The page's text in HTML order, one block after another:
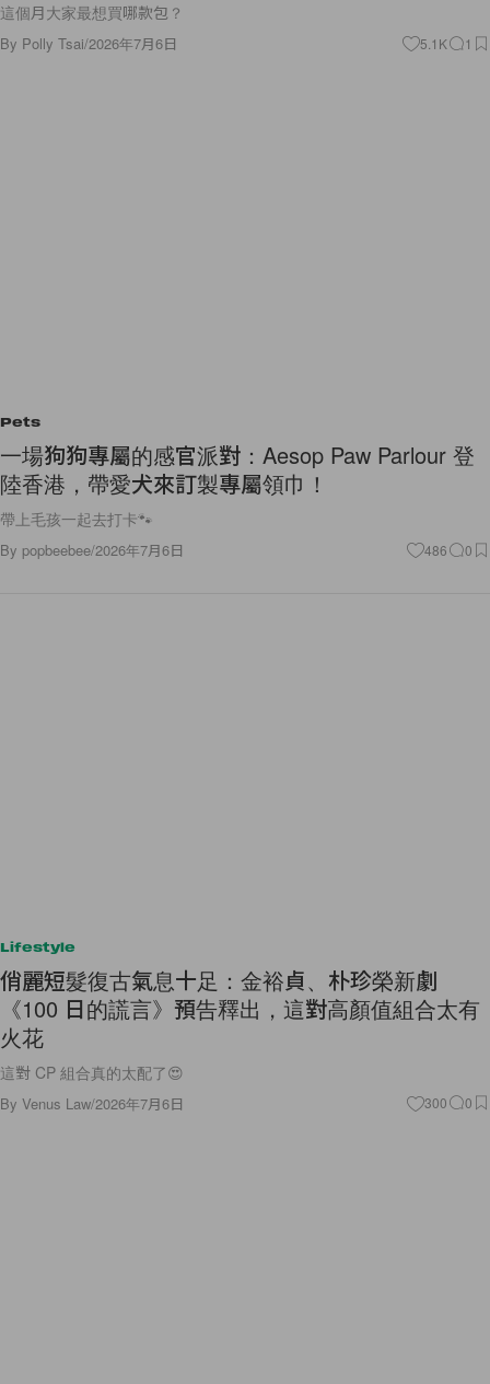
這個月大家最想買哪款包？
By Polly Tsai/2026年7月6日 5.1K 1
Pets
一場狗狗專屬的感官派對：Aesop Paw Parlour 登
陸香港，帶愛犬來訂製專屬領巾！
帶上毛孩一起去打卡🐾
By popbeebee/2026年7月6日 486 0
Lifestyle
俏麗短髮復古氣息十足：金裕貞、朴珍榮新劇
《100 日的謊言》預告釋出，這對高顏值組合太有
火花
這對 CP 組合真的太配了😍
By Venus Law/2026年7月6日 300 0